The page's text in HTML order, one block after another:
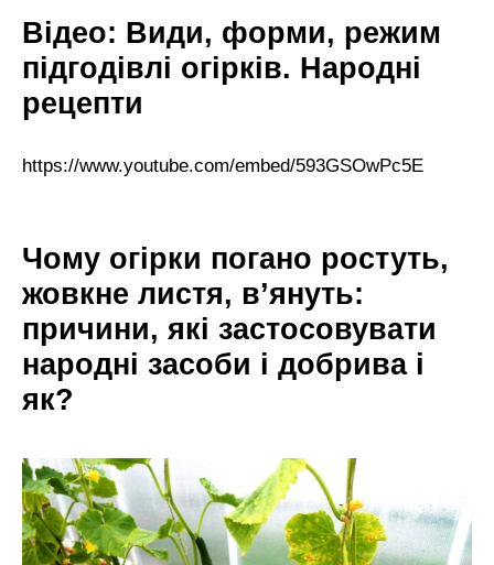
Відео: Види, форми, режим
підгодівлі огірків. Народні
рецепти
https://www.youtube.com/embed/593GSOwPc5E
Чому огірки погано ростуть,
жовкне листя, в’януть:
причини, які застосовувати
народні засоби і добрива і
як?